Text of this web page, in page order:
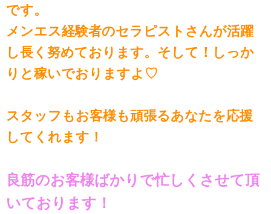
です。
メンエス経験者のセラピストさんが活躍
し長く努めております。そして！しっか
りと稼いでおりますよ♡
スタッフもお客様も頑張るあなたを応援
してくれます！
良筋のお客様ばかりで忙しくさせて頂
いております！